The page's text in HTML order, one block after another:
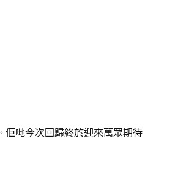
佢哋今次回歸終於迎來萬眾期待